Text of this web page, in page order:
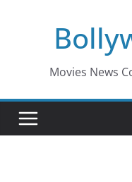
Movies News